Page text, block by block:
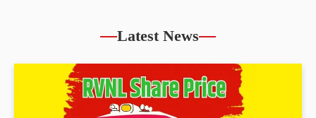
Latest News